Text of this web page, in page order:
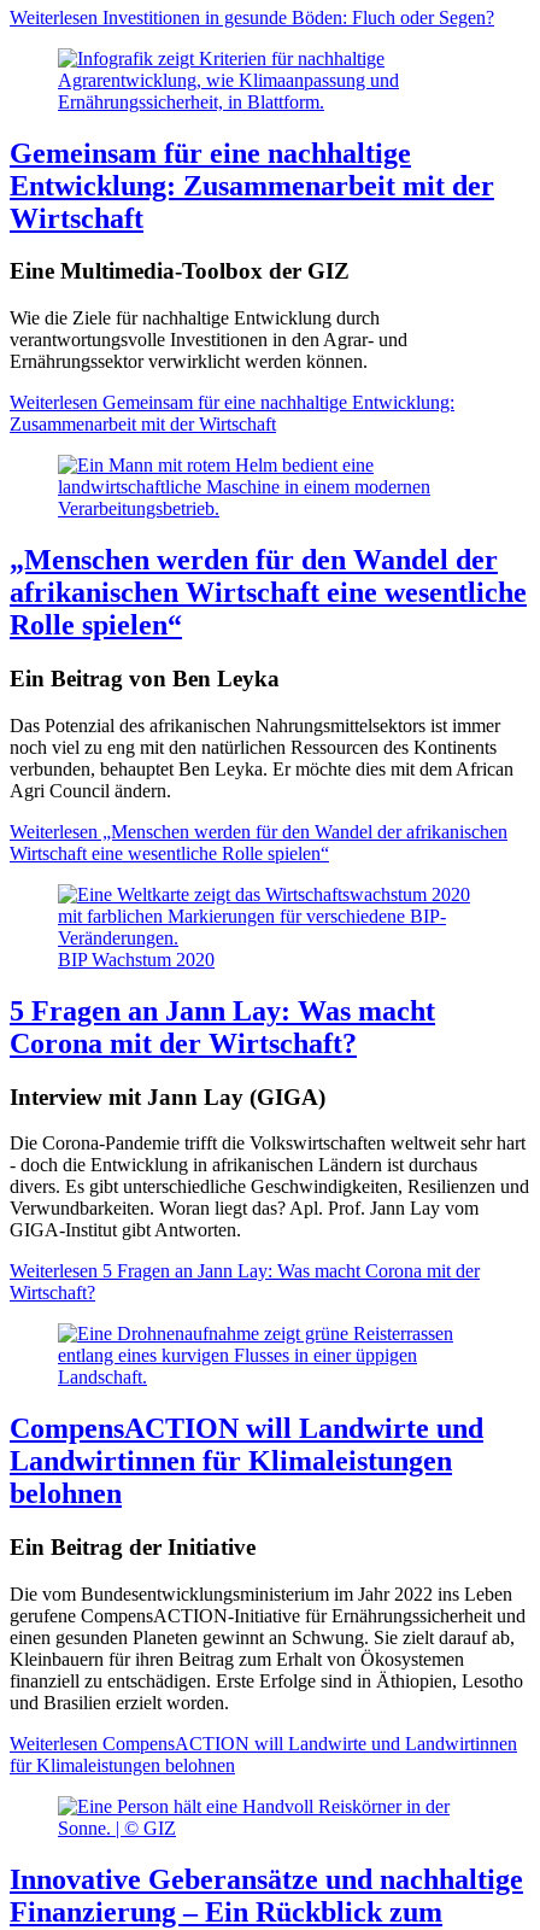
Weiterlesen Investitionen in gesunde Böden: Fluch oder Segen?
Gemeinsam für eine nachhaltige
Entwicklung: Zusammenarbeit mit der
Wirtschaft
Eine Multimedia-Toolbox der GIZ
Wie die Ziele für nachhaltige Entwicklung durch
verantwortungsvolle Investitionen in den Agrar- und
Ernährungssektor verwirklicht werden können.
Weiterlesen Gemeinsam für eine nachhaltige Entwicklung:
Zusammenarbeit mit der Wirtschaft
„Menschen werden für den Wandel der
afrikanischen Wirtschaft eine wesentliche
Rolle spielen“
Ein Beitrag von Ben Leyka
Das Potenzial des afrikanischen Nahrungsmittelsektors ist immer
noch viel zu eng mit den natürlichen Ressourcen des Kontinents
verbunden, behauptet Ben Leyka. Er möchte dies mit dem African
Agri Council ändern.
Weiterlesen „Menschen werden für den Wandel der afrikanischen
Wirtschaft eine wesentliche Rolle spielen“
BIP Wachstum 2020
5 Fragen an Jann Lay: Was macht
Corona mit der Wirtschaft?
Interview mit Jann Lay (GIGA)
Die Corona-Pandemie trifft die Volkswirtschaften weltweit sehr hart
- doch die Entwicklung in afrikanischen Ländern ist durchaus
divers. Es gibt unterschiedliche Geschwindigkeiten, Resilienzen und
Verwundbarkeiten. Woran liegt das? Apl. Prof. Jann Lay vom
GIGA-Institut gibt Antworten.
Weiterlesen 5 Fragen an Jann Lay: Was macht Corona mit der
Wirtschaft?
CompensACTION will Landwirte und
Landwirtinnen für Klimaleistungen
belohnen
Ein Beitrag der Initiative
Die vom Bundesentwicklungsministerium im Jahr 2022 ins Leben
gerufene CompensACTION-Initiative für Ernährungssicherheit und
einen gesunden Planeten gewinnt an Schwung. Sie zielt darauf ab,
Kleinbauern für ihren Beitrag zum Erhalt von Ökosystemen
finanziell zu entschädigen. Erste Erfolge sind in Äthiopien, Lesotho
und Brasilien erzielt worden.
Weiterlesen CompensACTION will Landwirte und Landwirtinnen
für Klimaleistungen belohnen
Innovative Geberansätze und nachhaltige
Finanzierung – Ein Rückblick zum